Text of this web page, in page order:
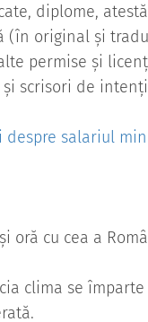
diplome,
(în original și
permise și
și scrisori de
despre salariul
oră cu cea a
clima se